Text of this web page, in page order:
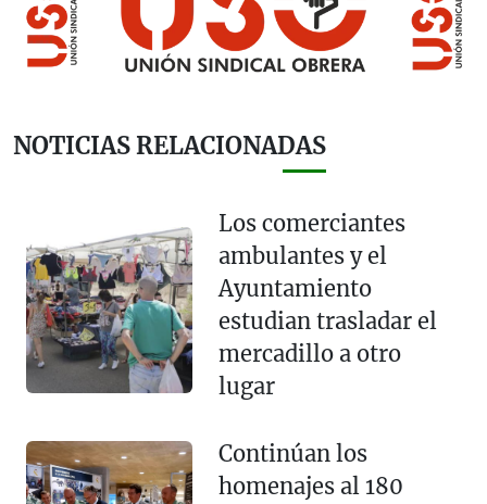
NOTICIAS RELACIONADAS
Los comerciantes
ambulantes y el
Ayuntamiento
estudian trasladar el
mercadillo a otro
lugar
Continúan los
homenajes al 180